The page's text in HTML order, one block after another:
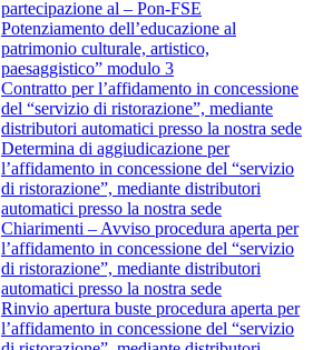
partecipazione al – Pon-FSE
Potenziamento dell’educazione al
patrimonio culturale, artistico,
paesaggistico” modulo 3
Contratto per l’affidamento in concessione
del “servizio di ristorazione”, mediante
distributori automatici presso la nostra sede
Determina di aggiudicazione per
l’affidamento in concessione del “servizio
di ristorazione”, mediante distributori
automatici presso la nostra sede
Chiarimenti – Avviso procedura aperta per
l’affidamento in concessione del “servizio
di ristorazione”, mediante distributori
automatici presso la nostra sede
Rinvio apertura buste procedura aperta per
l’affidamento in concessione del “servizio